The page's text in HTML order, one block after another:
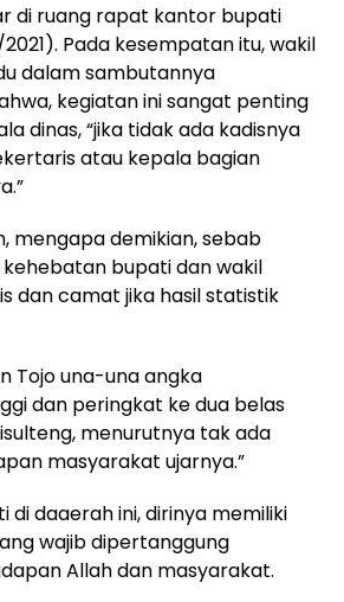
di ruang rapat kantor bupati
Pada kesempatan itu, wakil
dalam sambutannya
kegiatan ini sangat penting
dinas, “jika tidak ada kadisnya
atau kepala bagian
mengapa demikian, sebab
bupati dan wakil
dan camat jika hasil statistik
Tojo una-una angka
dan peringkat ke dua belas
menurutnya tak ada
masyarakat ujarnya.”
di daaerah ini, dirinya memiliki
wajib dipertanggung
Allah dan masyarakat.